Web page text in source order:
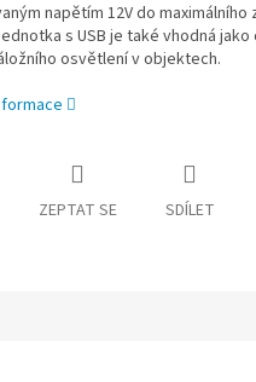
napětím 12V do maximálního
s USB je také vhodná
osvětlení v objektech.
ZEPTAT SE SDÍLET